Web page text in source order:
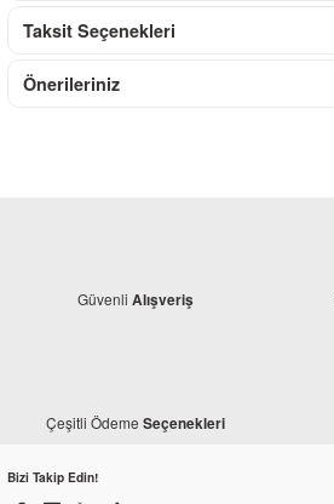
Taksit Seçenekleri
Önerileriniz
Güvenli Alışveriş
Çeşitli Ödeme Seçenekleri
Bizi Takip Edin!